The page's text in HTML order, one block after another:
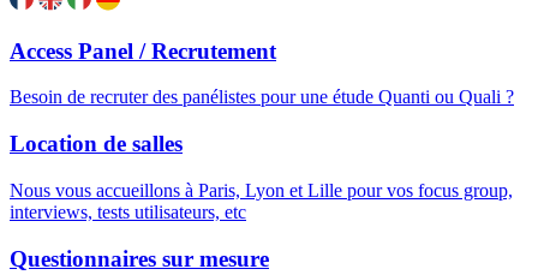
Access Panel / Recrutement
Besoin de recruter des panélistes pour une étude Quanti ou Quali ?
Location de salles
Nous vous accueillons à Paris, Lyon et Lille pour vos focus group,
interviews, tests utilisateurs, etc
Questionnaires sur mesure